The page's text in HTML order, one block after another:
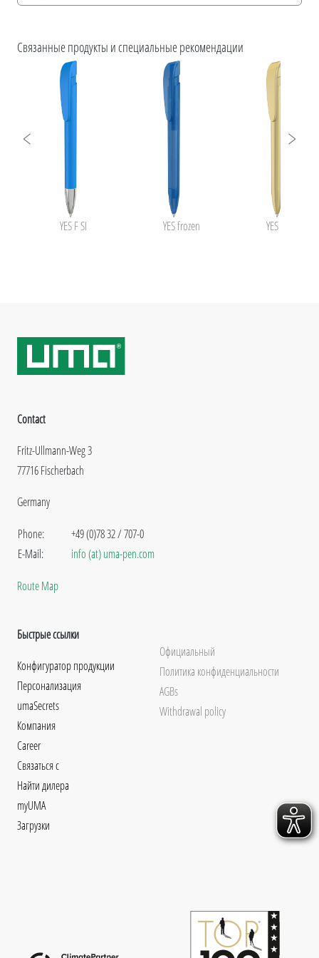
Информация для печати
Связанные продукты и специальные рекомендации
YES F SI YES frozen YES LUX
Contact
Fritz-Ullmann-Weg 3
77716 Fischerbach
Germany
Phone:
E-Mail:
+49 (0)78 32 / 707-0
info (at) uma-pen.com
Route Map
Быстрые ссылки
Конфигуратор продукции
Персонализация
umaSecrets
Компания
Career
Связаться с
Найти дилера
myUMA
Загрузки
Официальный
Политика конфиденциальности
AGBs
Withdrawal policy